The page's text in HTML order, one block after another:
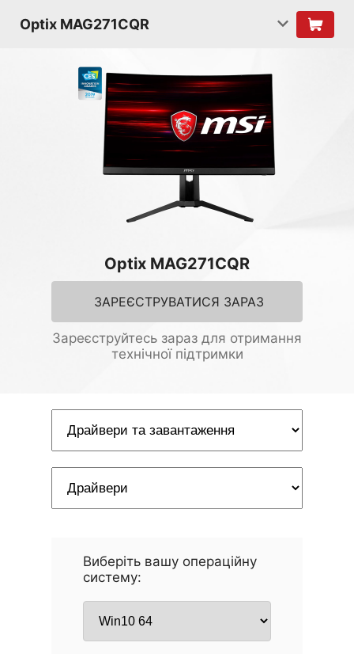
Optix MAG271CQR
Optix MAG271CQR
ЗАРЕЄСТРУВАТИСЯ ЗАРАЗ
Зареєструйтесь зараз для отримання
технічної підтримки
Виберіть вашу операційну
систему: